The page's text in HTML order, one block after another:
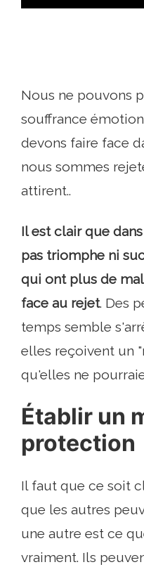
Nous ne pouvons
souffrance
devons faire face
nous sommes
attirent..
Il est clair que
pas triomphe ni
qui ont plus de
face au rejet. Des
temps semble
elles reçoivent un
qu'elles ne
Établir un
protection
Il faut que ce soit
que les autres
une autre est ce
vraiment. Ils